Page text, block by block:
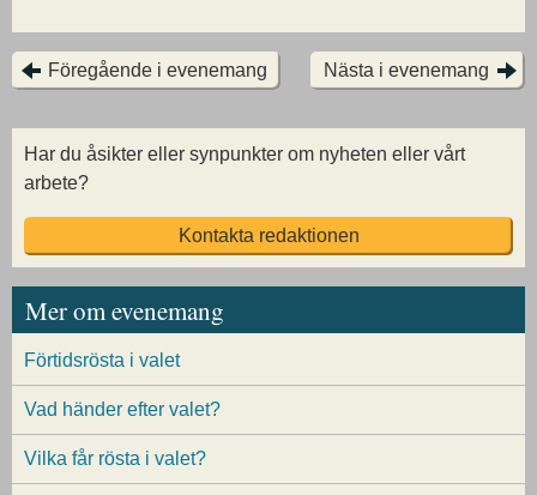
Föregående i evenemang Nästa i evenemang
Har du åsikter eller synpunkter om nyheten eller vårt
arbete?
Kontakta redaktionen
Mer om evenemang
Förtidsrösta i valet
Vad händer efter valet?
Vilka får rösta i valet?